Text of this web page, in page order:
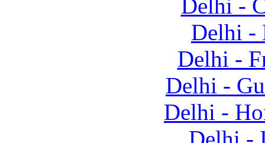
Delhi -
Delhi -
Delhi -
Delhi -
Delhi -